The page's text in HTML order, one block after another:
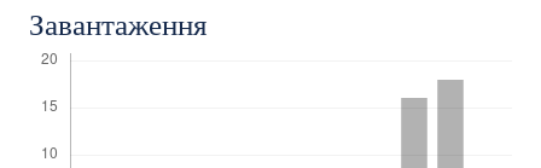
Завантаження